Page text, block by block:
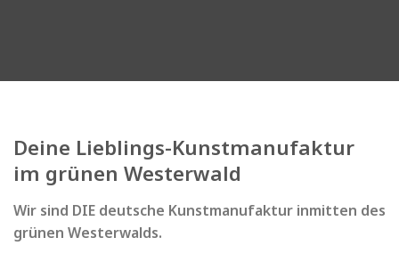
Deine Lieblings-Kunstmanufaktur
im grünen Westerwald
Wir sind DIE deutsche Kunstmanufaktur inmitten des
grünen Westerwalds.